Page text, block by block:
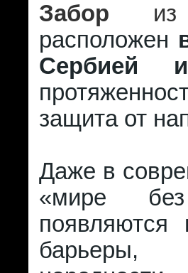
Забор из
расположен
Сербией
защита от
Даже в
«мире
барьеры,